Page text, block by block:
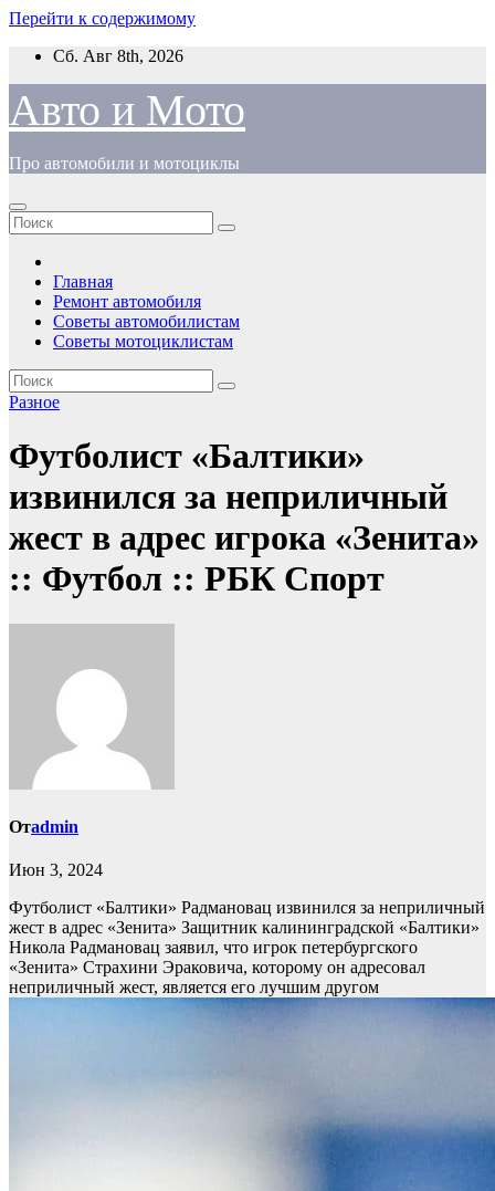
Перейти к содержимому
Сб. Авг 8th, 2026
Авто и Мото
Про автомобили и мотоциклы
Главная
Ремонт автомобиля
Советы автомобилистам
Советы мотоциклистам
Разное
Футболист «Балтики»
извинился за неприличный
жест в адрес игрока «Зенита»
:: Футбол :: РБК Спорт
Отadmin
Июн 3, 2024
Футболист «Балтики» Радмановац извинился за неприличный
жест в адрес «Зенита» Защитник калининградской «Балтики»
Никола Радмановац заявил, что игрок петербургского
«Зенита» Страхини Эраковича, которому он адресовал
неприличный жест, является его лучшим другом